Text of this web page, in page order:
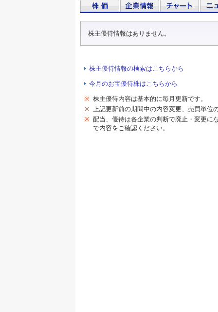
株主優待情報はありません。
株主優待情報の検索はこちらから
今月のお宝優待株はこちらから
※ 株主優待内容は基本的に毎月更新です。
※ 上記更新前の期間中の内容変更、売買単位
※ 配当、優待は各企業の判断で廃止・変更に
で内容をご確認ください。